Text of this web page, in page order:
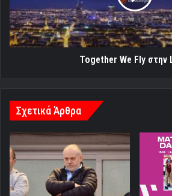
Together We Fly στην
Σχετικά Άρθρα